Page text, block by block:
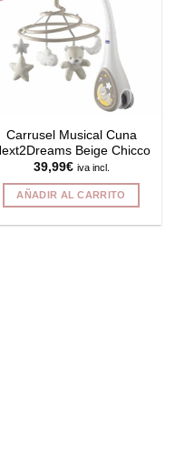
Carrusel Musical Cuna
Beige Chicco
39,99€ iva incl.
AÑADIR AL CARRITO